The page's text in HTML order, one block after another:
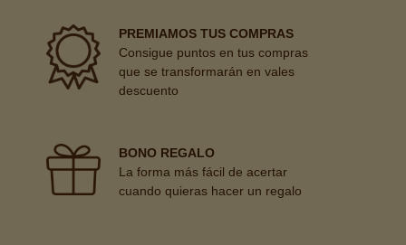
PREMIAMOS TUS COMPRAS
Consigue puntos en tus compras
que se transformarán en vales
descuento
BONO REGALO
La forma más fácil de acertar
cuando quieras hacer un regalo